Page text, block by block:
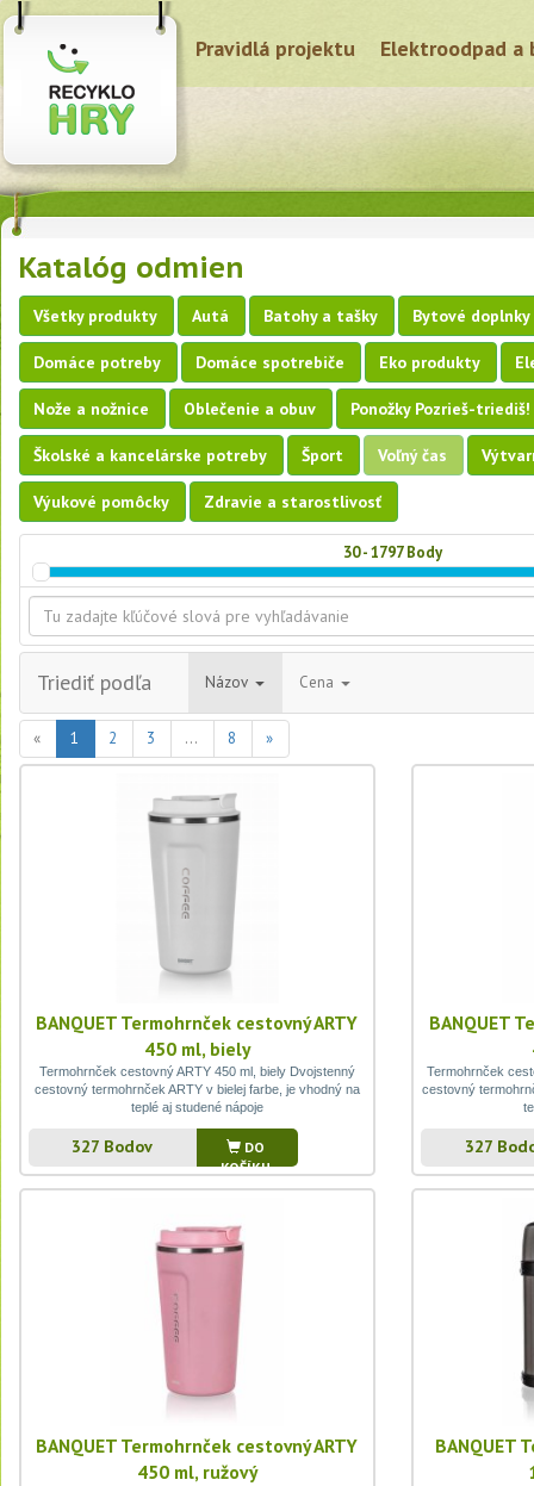
Pravidlá projektu Elektroodpad a
Katalóg odmien
Všetky produkty Autá Batohy a tašky Bytové doplnky
Domáce potreby Domáce spotrebiče Eko produkty
Nože a nožnice Oblečenie a obuv Ponožky Pozrieš-triediš!
Školské a kancelárske potreby Šport Voľný čas
Výukové pomôcky Zdravie a starostlivosť
30 - 1797 Body
Triediť podľa Názov Cena
« 1 (current)
2 3 ... 8 »
BANQUET Termohrnček cestovný ARTY
450 ml, biely
Termohrnček cestovný ARTY 450 ml, biely Dvojstenný
cestovný termohrnček ARTY v bielej farbe, je vhodný na
teplé aj studené nápoje
327 Bodov
DO
KOŠÍKU
BANQUET
Termohrnček
cestovný
327
BANQUET Termohrnček cestovný ARTY
450 ml, ružový
BANQUET